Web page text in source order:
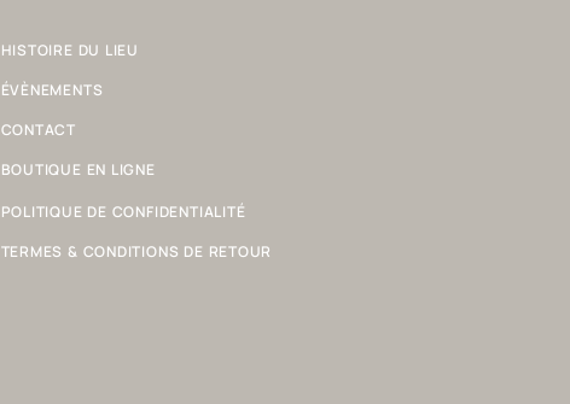
HISTOIRE DU LIEU
ÉVÈNEMENTS
CONTACT
BOUTIQUE EN LIGNE
POLITIQUE DE CONFIDENTIALITÉ
TERMES & CONDITIONS DE RETOUR